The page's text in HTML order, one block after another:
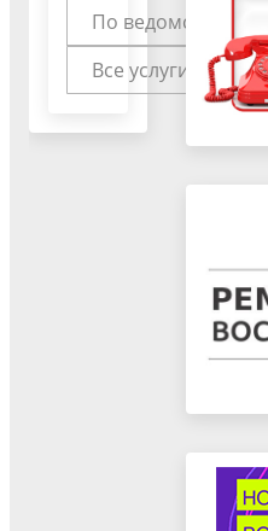
По ведомствам
Все услуги